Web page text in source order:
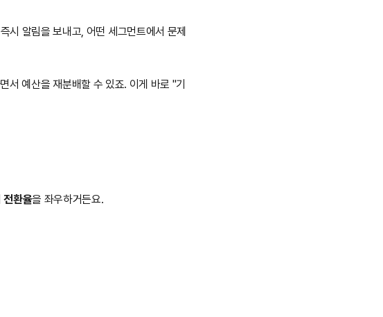
시 알림을 보내고, 어떤 세그먼트에서 문제
예산을 재분배할 수 있죠. 이게 바로 "기
전환율을 좌우하거든요.